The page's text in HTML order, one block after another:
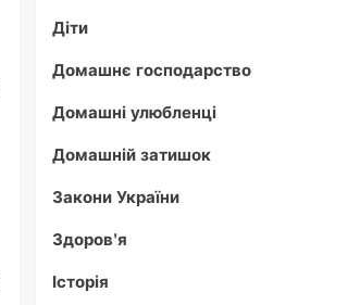
Діти
Домашнє господарство
Домашні улюбленці
Домашній затишок
Закони України
Здоров'я
Історія